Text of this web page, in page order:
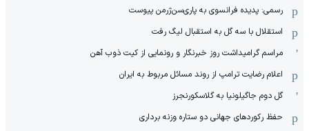
رسمی: پدیده فرانسوی به پاری‌سن‌ژرمن پیوست
استقلال با سه گل به استقبال لیگ رفت
مراسم گرامیداشت روز خبرنگار و رونمایی از کیت ذوب آهن
اعلام رضایت ترامپ از روند مسائل مربوط به ایران
گل دوم جاگیلونیا به گلاسکورنجرز
حفظ رکوردهای جهانی دو ستاره وزنه برداری